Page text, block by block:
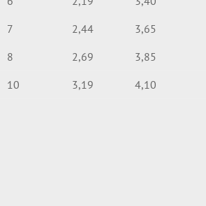
7 2,44
3,65
8 2,69
3,85
10 3,19 4,10